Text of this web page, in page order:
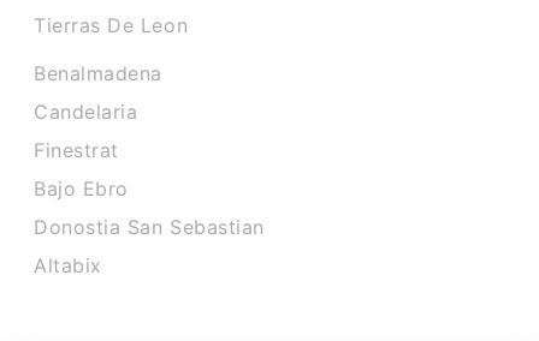
Tierras De Leon
Benalmadena
Candelaria
Finestrat
Bajo Ebro
Donostia San Sebastian
Altabix